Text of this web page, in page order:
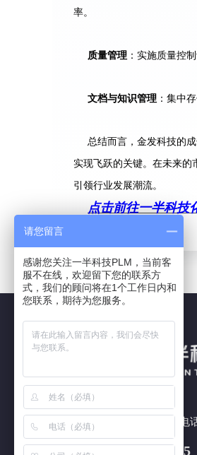
率。
质量管理 ：实施质量控
文档与知识管理 ：集中
总结而言，金发科技的
实现飞跃的关键。在未来的
引领行业发展潮流。
点击前往一半科技
7x24h 全国热线电
180 5877 3415
请您留言
感谢您关注一半科技PLM，当前客
服不在线，欢迎留下您的联系方
式，我们的顾问将在1个工作日内和
您联系，期待为您服务。